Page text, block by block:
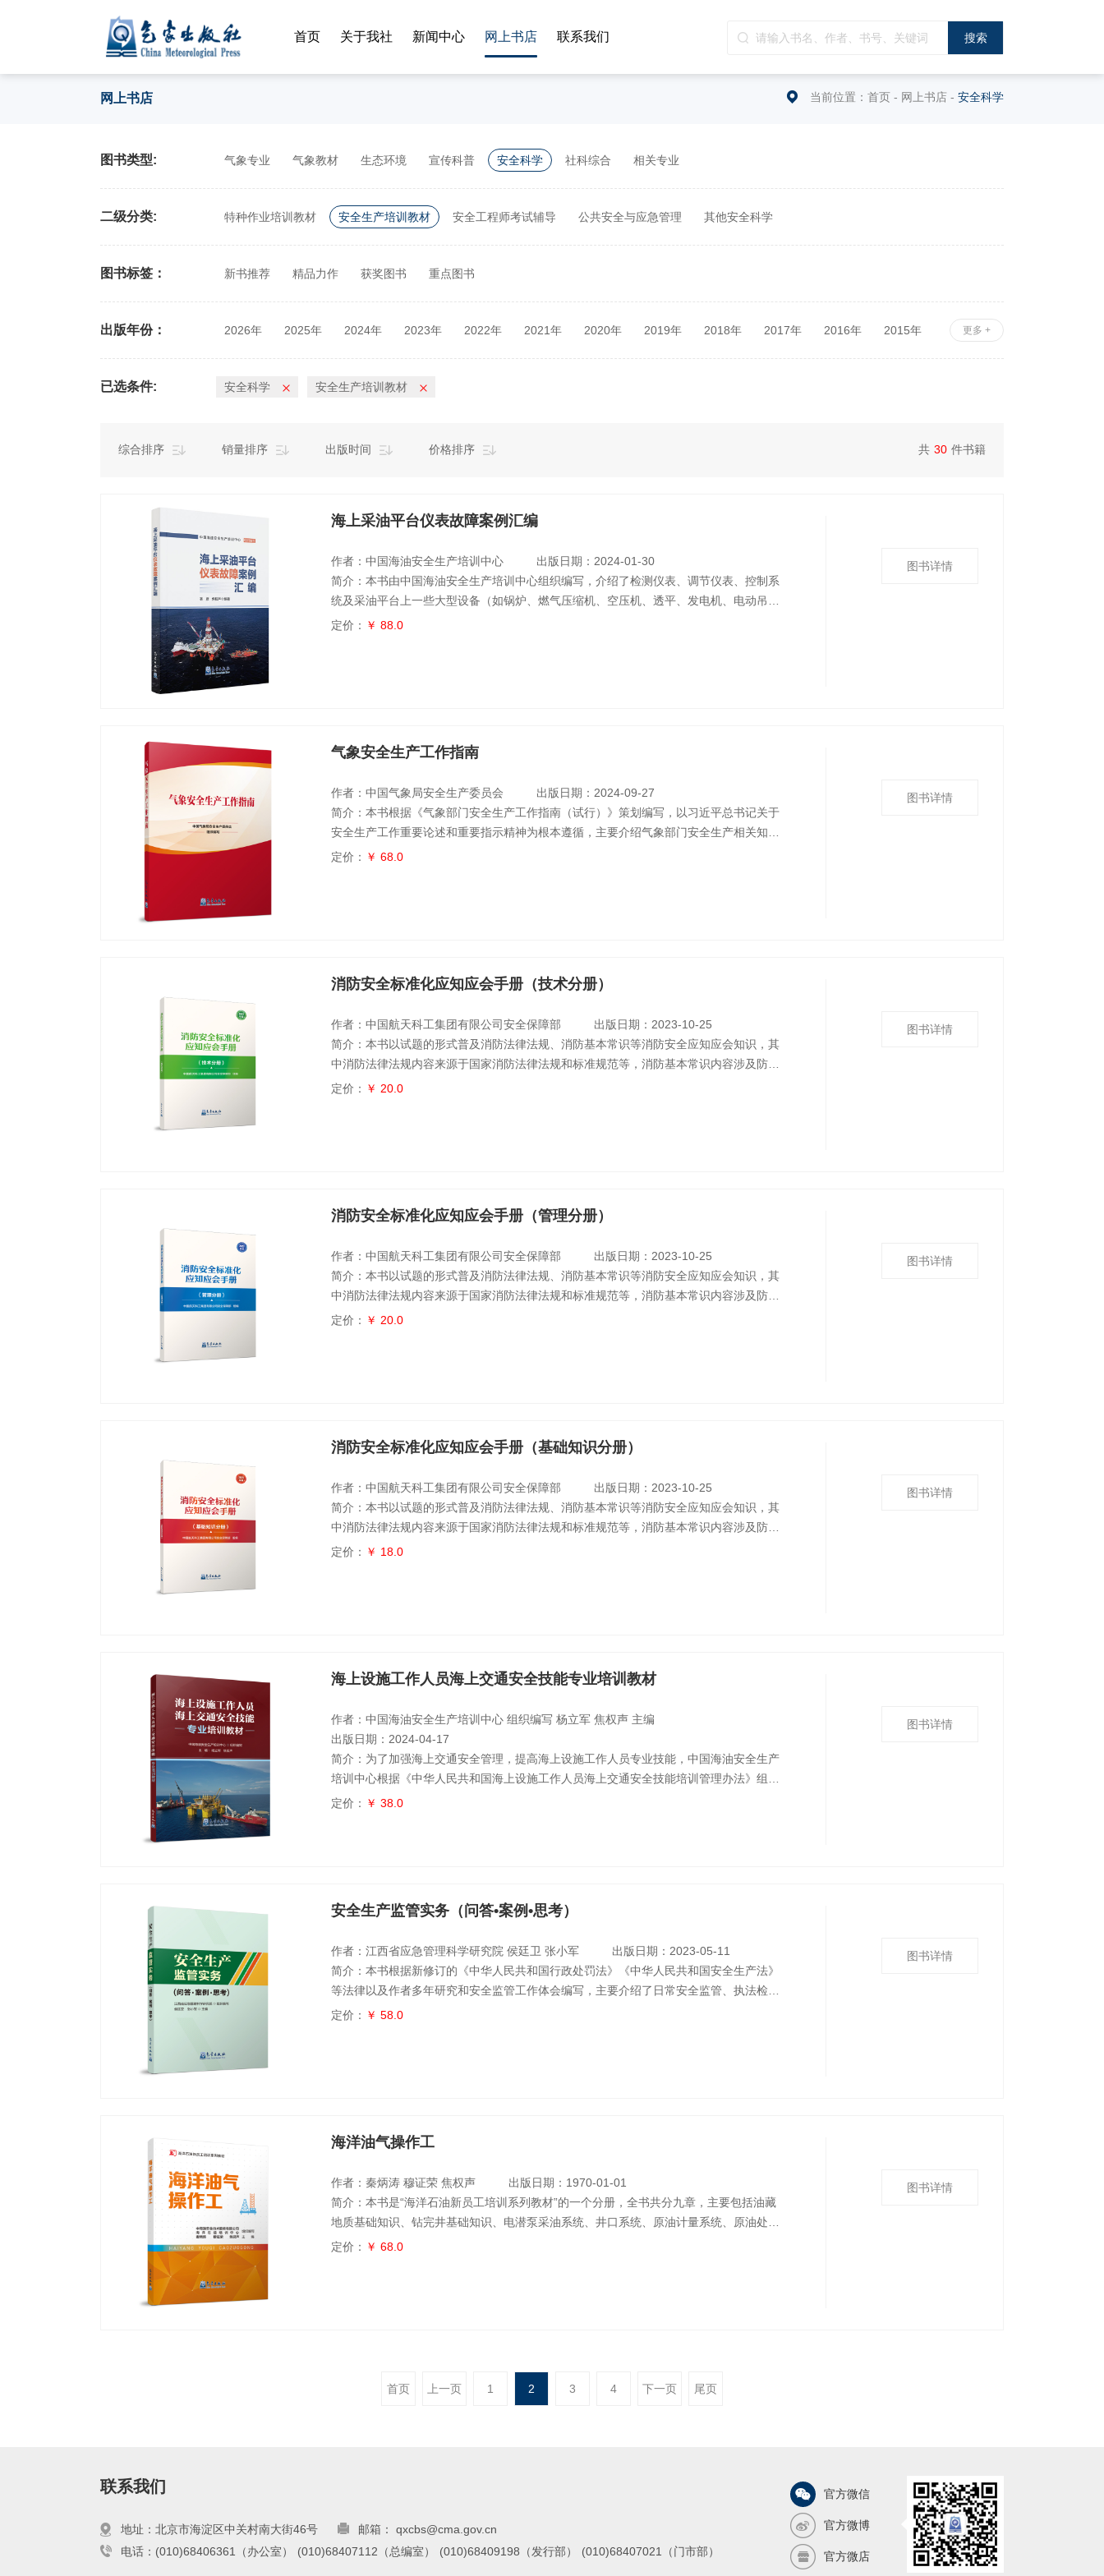
首页 关于我社 新闻中心 网上书店 联系我们
网上书店 当前位置： 首页 - 网上书店 - 安全科学
图书类型: 气象专业 气象教材 生态环境 宣传科普 安全科学 社科综合 相关专业
二级分类: 特种作业培训教材 安全生产培训教材 安全工程师考试辅导 公共安全与应急管理 其他安全科学
图书标签： 新书推荐 精品力作 获奖图书 重点图书
出版年份： 更多 +
2026年 2025年 2024年 2023年 2022年 2021年 2020年 2019年 2018年 2017年 2016年
2015年
已选条件: 安全科学 安全生产培训教材
综合排序 销量排序 出版时间 价格排序 共 30 件书籍
海上采油平台仪表故障案例汇编
作者：中国海油安全生产培训中心
出版日期：2024-01-30
简介：本书由中国海油安全生产培训中心组织编写，介绍了检测仪表、调节仪表、控制系
统及采油平台上一些大型设备（如锅炉、燃气压缩机、空压机、透平、发电机、电动吊车
等）的216个常见仪表故障案例，每个案例均包括故障现象、故障原因、分析过程及检修
定价： ￥ 88.0
图书详情
气象安全生产工作指南
作者：中国气象局安全生产委员会
出版日期：2024-09-27
简介：本书根据《气象部门安全生产工作指南（试行）》策划编写，以习近平总书记关于
安全生产工作重要论述和重要指示精神为根本遵循，主要介绍气象部门安全生产相关知
识，包括气象安全生产总论、气象部门安全生产管理体系、安全生产“十问”工作法、防雷
定价： ￥ 68.0
图书详情
消防安全标准化应知应会手册（技术分册）
作者：中国航天科工集团有限公司安全保障部
出版日期：2023-10-25
简介：本书以试题的形式普及消防法律法规、消防基本常识等消防安全应知应会知识，其
中消防法律法规内容来源于国家消防法律法规和标准规范等，消防基本常识内容涉及防
火、灭火和应急救援等。本书是针对消防安全技术人员的技术分册，包括公共知识、消防
定价： ￥ 20.0
图书详情
消防安全标准化应知应会手册（管理分册）
作者：中国航天科工集团有限公司安全保障部
出版日期：2023-10-25
简介：本书以试题的形式普及消防法律法规、消防基本常识等消防安全应知应会知识，其
中消防法律法规内容来源于国家消防法律法规和标准规范等，消防基本常识内容涉及防
火、灭火和应急救援等。本书是针对单位管理层人员和消防管理人员的管理分册，包括公
定价： ￥ 20.0
图书详情
消防安全标准化应知应会手册（基础知识分册）
作者：中国航天科工集团有限公司安全保障部
出版日期：2023-10-25
简介：本书以试题的形式普及消防法律法规、消防基本常识等消防安全应知应会知识，其
中消防法律法规内容来源于国家消防法律法规和标准规范等，消防基本常识内容涉及防
火、灭火和应急救援等。本书是针对普通员工和志愿消防员的基础知识分册，包括公共知
定价： ￥ 18.0
图书详情
海上设施工作人员海上交通安全技能专业培训教材
作者：中国海油安全生产培训中心 组织编写 杨立军 焦权声 主编
出版日期：2024-04-17
简介：为了加强海上交通安全管理，提高海上设施工作人员专业技能，中国海油安全生产
培训中心根据《中华人民共和国海上设施工作人员海上交通安全技能培训管理办法》组织
编写了本书。全书分为四章，以《海上设施工作人员海上交通安全技能培训大纲》为依
定价： ￥ 38.0
图书详情
安全生产监管实务（问答•案例•思考）
作者：江西省应急管理科学研究院 侯廷卫 张小军
出版日期：2023-05-11
简介：本书根据新修订的《中华人民共和国行政处罚法》《中华人民共和国安全生产法》
等法律以及作者多年研究和安全监管工作体会编写，主要介绍了日常安全监管、执法检查
中遇到的问题、案例以及相应的理论依据和操作实务，包括安全监管（应急执法）百问百
定价： ￥ 58.0
图书详情
海洋油气操作工
作者：秦炳涛 穆证荣 焦权声
出版日期：1970-01-01
简介：本书是“海洋石油新员工培训系列教材”的一个分册，全书共分九章，主要包括油藏
地质基础知识、钻完井基础知识、电潜泵采油系统、井口系统、原油计量系统、原油处理
系统、含油污水处理系统、注水系统、原油储存及外输系统等方面的内容。该书写作形式
定价： ￥ 68.0
图书详情
首页 上一页 1 2 3 4 下一页 尾页
官方微信
官方微博
官方微店
联系我们
地址：北京市海淀区中关村南大街46号
邮箱： qxcbs@cma.gov.cn
电话：(010)68406361（办公室）
(010)68407112（总编室） (010)68409198（发行部） (010)68407021（门市部）